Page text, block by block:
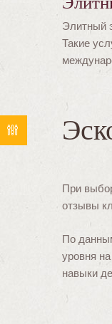
Элитный
Такие
При
отзывы
По
уровня
навыки